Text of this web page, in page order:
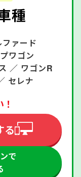
種
ファード
ワゴン
／ ワゴンR
セレナ
る
で